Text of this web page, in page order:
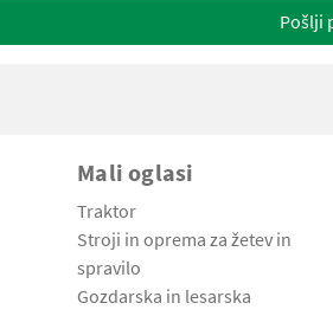
Pošlji
Mali oglasi
Traktor
Stroji in oprema za žetev in
spravilo
Gozdarska in lesarska